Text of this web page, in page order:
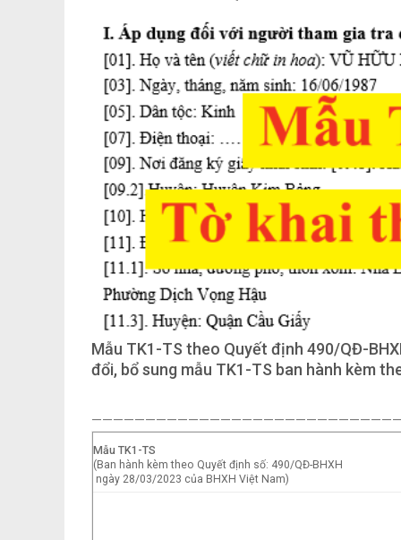
Mẫu TK1-TS theo Quyết định 490/QĐ-
đổi, bổ sung mẫu TK1-TS ban hành kèm
Mẫu TK1-TS
(Ban hành kèm theo Quyết định số: 490/QĐ-BHXH
ngày 28/03/2023 của BHXH Việt Nam)